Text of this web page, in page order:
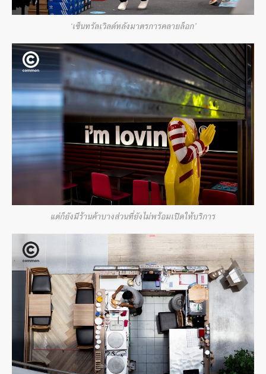
‘เซ็นทรัลเวิลด์หลังมาตรการคลายล็อก’
แต่ก็ยังมีร้านค้าบางส่วนที่ยังไม่พร้อมเปิดให้บริการ